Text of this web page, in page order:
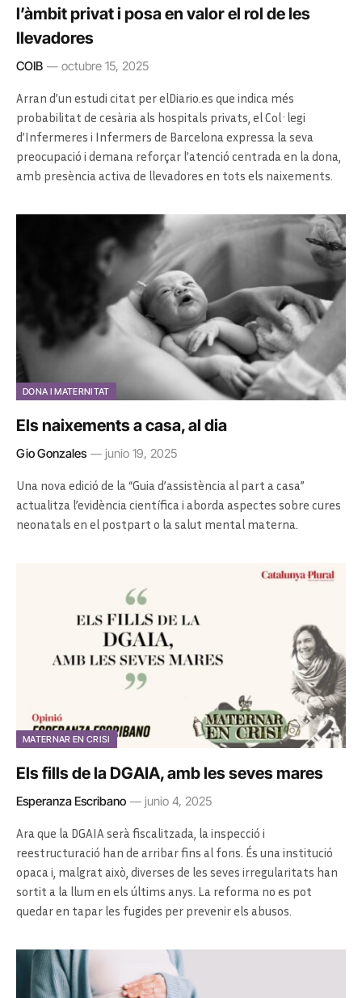
l’àmbit privat i posa en valor el rol de les
llevadores
COIB octubre 15, 2025
Arran d’un estudi citat per elDiario.es que indica més
probabilitat de cesària als hospitals privats, el Col·legi
d’Infermeres i Infermers de Barcelona expressa la seva
preocupació i demana reforçar l’atenció centrada en la dona,
amb presència activa de llevadores en tots els naixements.
DONA I MATERNITAT
Els naixements a casa, al dia
Gio Gonzales junio 19, 2025
Una nova edició de la “Guia d’assistència al part a casa”
actualitza l’evidència científica i aborda aspectes sobre cures
neonatals en el postpart o la salut mental materna.
MATERNAR EN CRISI
Els fills de la DGAIA, amb les seves mares
Esperanza Escribano junio 4, 2025
Ara que la DGAIA serà fiscalitzada, la inspecció i
reestructuració han de arribar fins al fons. És una institució
opaca i, malgrat això, diverses de les seves irregularitats han
sortit a la llum en els últims anys. La reforma no es pot
quedar en tapar les fugides per prevenir els abusos.